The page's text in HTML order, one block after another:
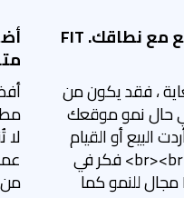
امنح نفسك مساحة للتوسع مع نطاقك. FIT
، فقد يكون من
حال نمو موقعك
البيع أو القيام
بأعمال تجارية بطرق مختلفة. <br><br> فكر في
المستقبل وإعطاء نطاقك. FIT مجال للنمو كما من